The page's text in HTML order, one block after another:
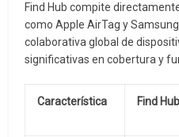
Find Hub compite
como Apple AirTag y
colaborativa global de
significativas en cobertura y
Característica Find Hub